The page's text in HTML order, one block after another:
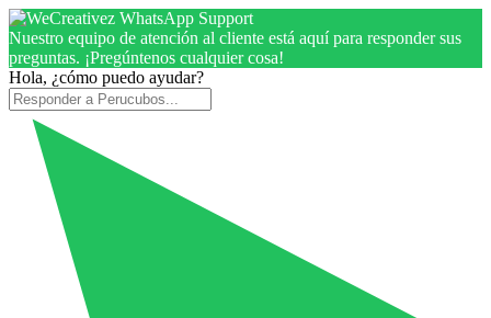
Nuestro equipo de atención al cliente está aquí para responder sus
preguntas. ¡Pregúntenos cualquier cosa!
Hola, ¿cómo puedo ayudar?